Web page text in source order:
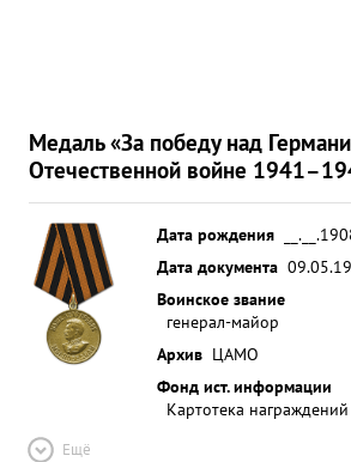
Медаль «За победу над
Отечественной войне
Дата рождения
Дата документа
Воинское звание
генерал-майор
Архив ЦАМО
Фонд ист. информации
Картотека награждений
Ещё